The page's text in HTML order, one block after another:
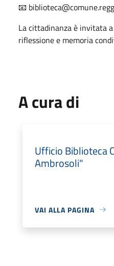
📧
La cittadinanza è invitata
riflessione e memoria
A cura di
Ufficio Biblioteca
Ambrosoli"
VAI ALLA PAGINA